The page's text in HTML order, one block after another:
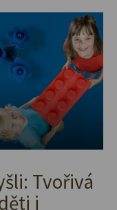
Tvořivá
i